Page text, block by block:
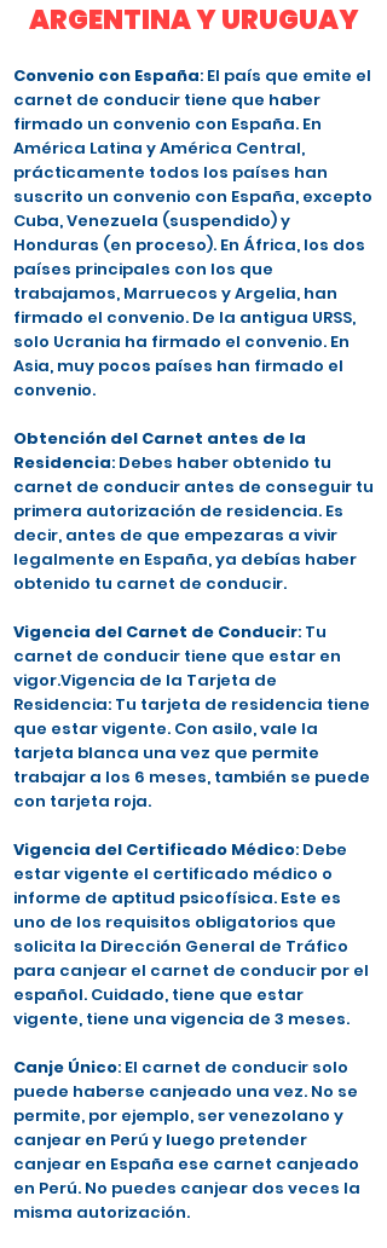
ARGENTINA Y URUGUAY
Convenio con España: El país que emite el
carnet de conducir tiene que haber
firmado un convenio con España. En
América Latina y América Central,
prácticamente todos los países han
suscrito un convenio con España, excepto
Cuba, Venezuela (suspendido) y
Honduras (en proceso). En África, los dos
países principales con los que
trabajamos, Marruecos y Argelia, han
firmado el convenio. De la antigua URSS,
solo Ucrania ha firmado el convenio. En
Asia, muy pocos países han firmado el
convenio.
Obtención del Carnet antes de la
Residencia: Debes haber obtenido tu
carnet de conducir antes de conseguir tu
primera autorización de residencia. Es
decir, antes de que empezaras a vivir
legalmente en España, ya debías haber
obtenido tu carnet de conducir.
Vigencia del Carnet de Conducir: Tu
carnet de conducir tiene que estar en
vigor.Vigencia de la Tarjeta de
Residencia: Tu tarjeta de residencia tiene
que estar vigente. Con asilo, vale la
tarjeta blanca una vez que permite
trabajar a los 6 meses, también se puede
con tarjeta roja.
Vigencia del Certificado Médico: Debe
estar vigente el certificado médico o
informe de aptitud psicofísica. Este es
uno de los requisitos obligatorios que
solicita la Dirección General de Tráfico
para canjear el carnet de conducir por el
español. Cuidado, tiene que estar
vigente, tiene una vigencia de 3 meses.
Canje Único: El carnet de conducir solo
puede haberse canjeado una vez. No se
permite, por ejemplo, ser venezolano y
canjear en Perú y luego pretender
canjear en España ese carnet canjeado
en Perú. No puedes canjear dos veces la
misma autorización.